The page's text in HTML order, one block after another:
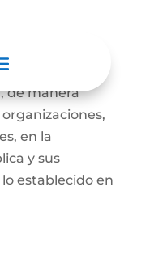
y el deber de
de manera
en la
y sus
establecido en